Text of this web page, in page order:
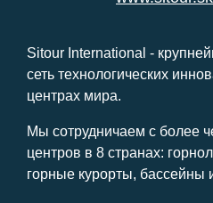
Sitour International -
сеть технологических
центрах мира.
Мы сотрудничаем с более
центров в 8 странах:
горные курорты, бассейны